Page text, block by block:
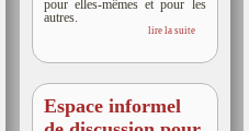
pour elles-mêmes et pour les
autres.
lire la suite
Espace informel